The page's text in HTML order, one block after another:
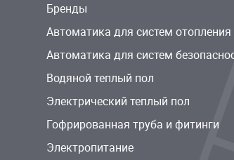
Бренды
Автоматика для систем отопления
Автоматика для систем
Водяной теплый пол
Электрический теплый пол
Гофрированная труба и фитинги
Электропитание